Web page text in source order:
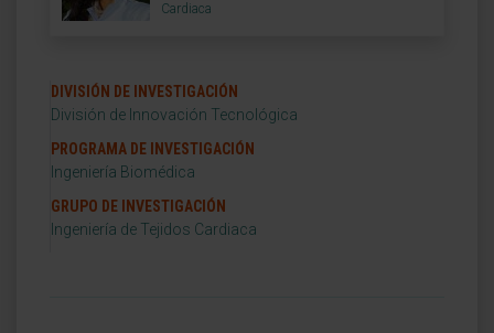
Cardiaca
DIVISIÓN DE INVESTIGACIÓN
División de Innovación Tecnológica
PROGRAMA DE INVESTIGACIÓN
Ingeniería Biomédica
GRUPO DE INVESTIGACIÓN
Ingeniería de Tejidos Cardiaca